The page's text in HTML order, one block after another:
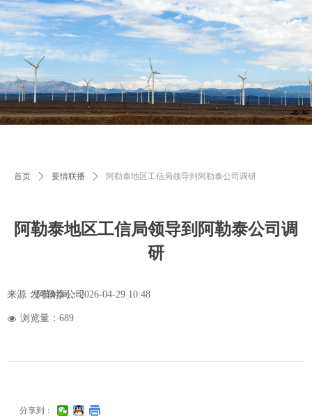
阿勒泰地区工信局领导到阿勒泰公司调
研
发布时间：2026-04-29 10:48
来源：阿勒泰公司
넶 浏览量： 689
首页 ꄲ 要情联播 ꄲ 阿勒泰地区工信局领导到阿勒泰公司调研
分享到：